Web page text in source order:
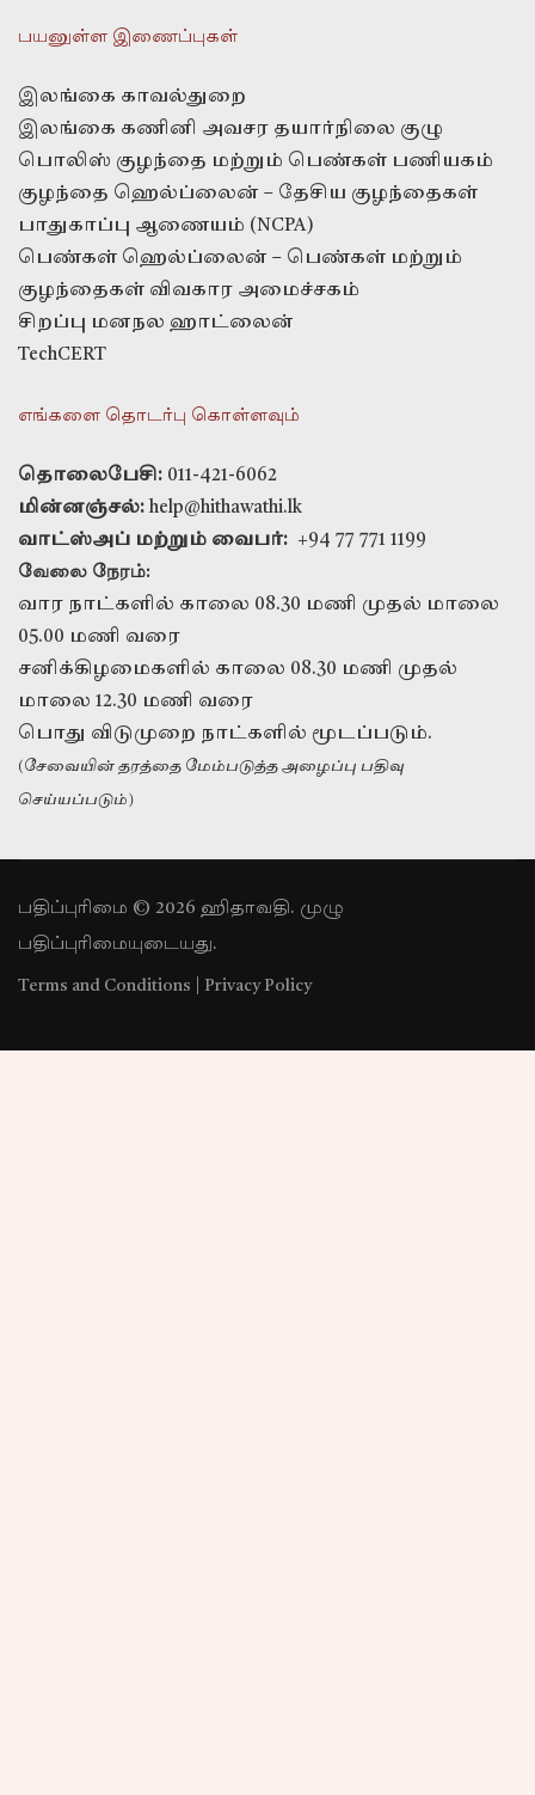
பயனுள்ள இணைப்புகள்
இலங்கை காவல்துறை
இலங்கை கணினி அவசர தயார்நிலை குழு
பொலிஸ் குழந்தை மற்றும் பெண்கள் பணியகம்
குழந்தை ஹெல்ப்லைன் – தேசிய குழந்தைகள்
பாதுகாப்பு ஆணையம் (NCPA)
பெண்கள் ஹெல்ப்லைன் – பெண்கள் மற்றும்
குழந்தைகள் விவகார அமைச்சகம்
சிறப்பு மனநல ஹாட்லைன்
TechCERT
எங்களை தொடர்பு கொள்ளவும்
தொலைபேசி: 011-421-6062
மின்னஞ்சல்: help@hithawathi.lk
வாட்ஸ்அப் மற்றும் வைபர்: +94 77 771 1199
வேலை நேரம்:
வார நாட்களில் காலை 08.30 மணி முதல் மாலை
05.00 மணி வரை
சனிக்கிழமைகளில் காலை 08.30 மணி முதல்
மாலை 12.30 மணி வரை
பொது விடுமுறை நாட்களில் மூடப்படும்.
(சேவையின் தரத்தை மேம்படுத்த அழைப்பு பதிவு
செய்யப்படும்)
பதிப்புரிமை © 2026 ஹிதாவதி. முழு
பதிப்புரிமையுடையது.
Terms and Conditions Privacy Policy